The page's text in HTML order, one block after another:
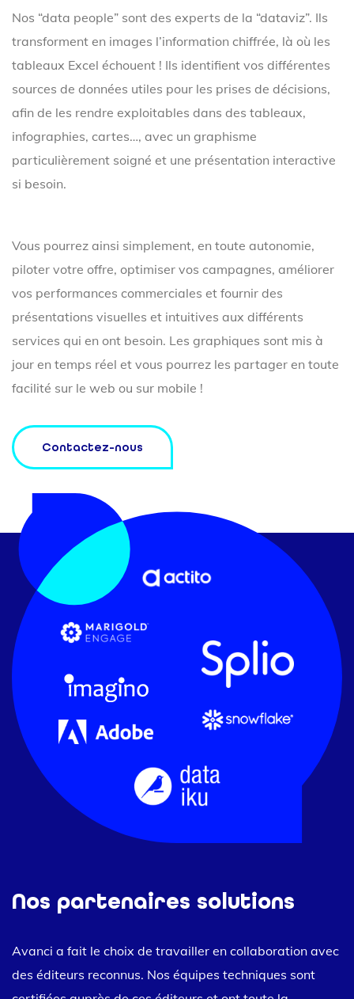
Nos “data people” sont des experts de la “dataviz”. Ils
transforment en images l’information chiffrée, là où les
tableaux Excel échouent ! Ils identifient vos différentes
sources de données utiles pour les prises de décisions,
afin de les rendre exploitables dans des tableaux,
infographies, cartes…, avec un graphisme
particulièrement soigné et une présentation interactive
si besoin.
Vous pourrez ainsi simplement, en toute autonomie,
piloter votre offre, optimiser vos campagnes, améliorer
vos performances commerciales et fournir des
présentations visuelles et intuitives aux différents
services qui en ont besoin. Les graphiques sont mis à
jour en temps réel et vous pourrez les partager en toute
facilité sur le web ou sur mobile !
Contactez-nous
Nos partenaires solutions
Avanci a fait le choix de travailler en collaboration avec
des éditeurs reconnus. Nos équipes techniques sont